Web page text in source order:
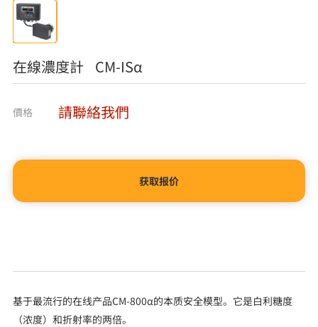
在線濃度計 CM-ISα
價格 請聯絡我們
获取报价
基于最流行的在线产品CM-800α的本质安全模型。它是白利糖度
（浓度）和折射率的两倍。